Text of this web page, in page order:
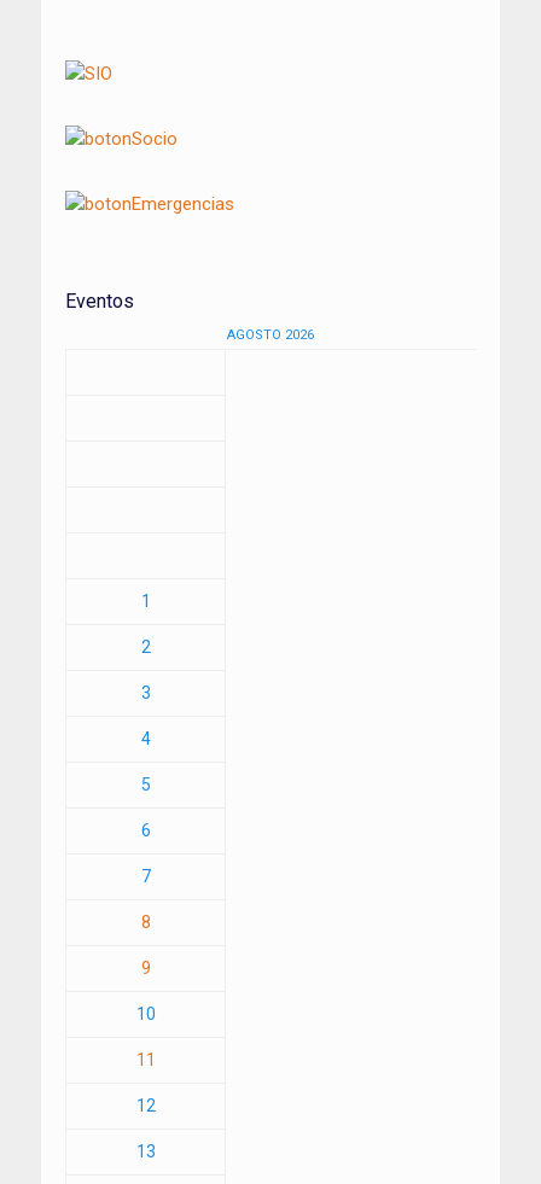
Eventos
AGOSTO 2026
1
2
3
4
5
6
7
8
9
10
11
12
13